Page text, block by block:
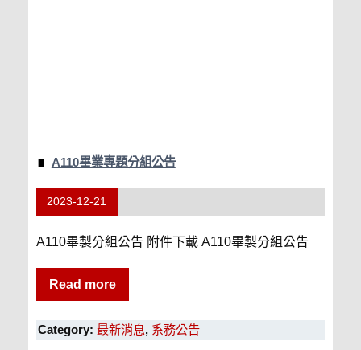
A110畢業專題分組公告
2023-12-21
A110畢製分組公告 附件下載 A110畢製分組公告
Read more
Category: 最新消息, 系務公告